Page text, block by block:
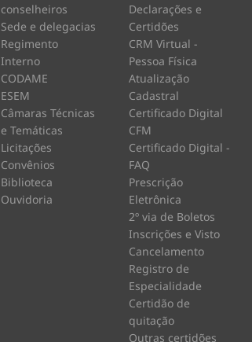
conselheiros
Sede e delegacias
Regimento
Interno
CODAME
ESEM
Câmaras Técnicas
e Temáticas
Licitações
Convênios
Biblioteca
Ouvidoria
Declarações e
Certidões
CRM Virtual -
Pessoa Física
Atualização
Cadastral
Certificado Digital
CFM
Certificado Digital -
FAQ
Prescrição
Eletrônica
2º via de Boletos
Inscrições e Visto
Cancelamento
Registro de
Especialidade
Certidão de
quitação
Outras certidões